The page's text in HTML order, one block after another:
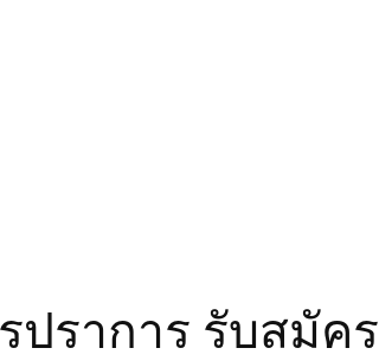
ปราการ รับสมัคร